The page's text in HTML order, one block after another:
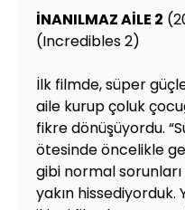
İNANILMAZ AİLE 2
(Incredibles 2)
İlk filmde, süper
aile kurup çoluk
fikre dönüşüyordu.
ötesinde öncelikle
gibi normal
yakın